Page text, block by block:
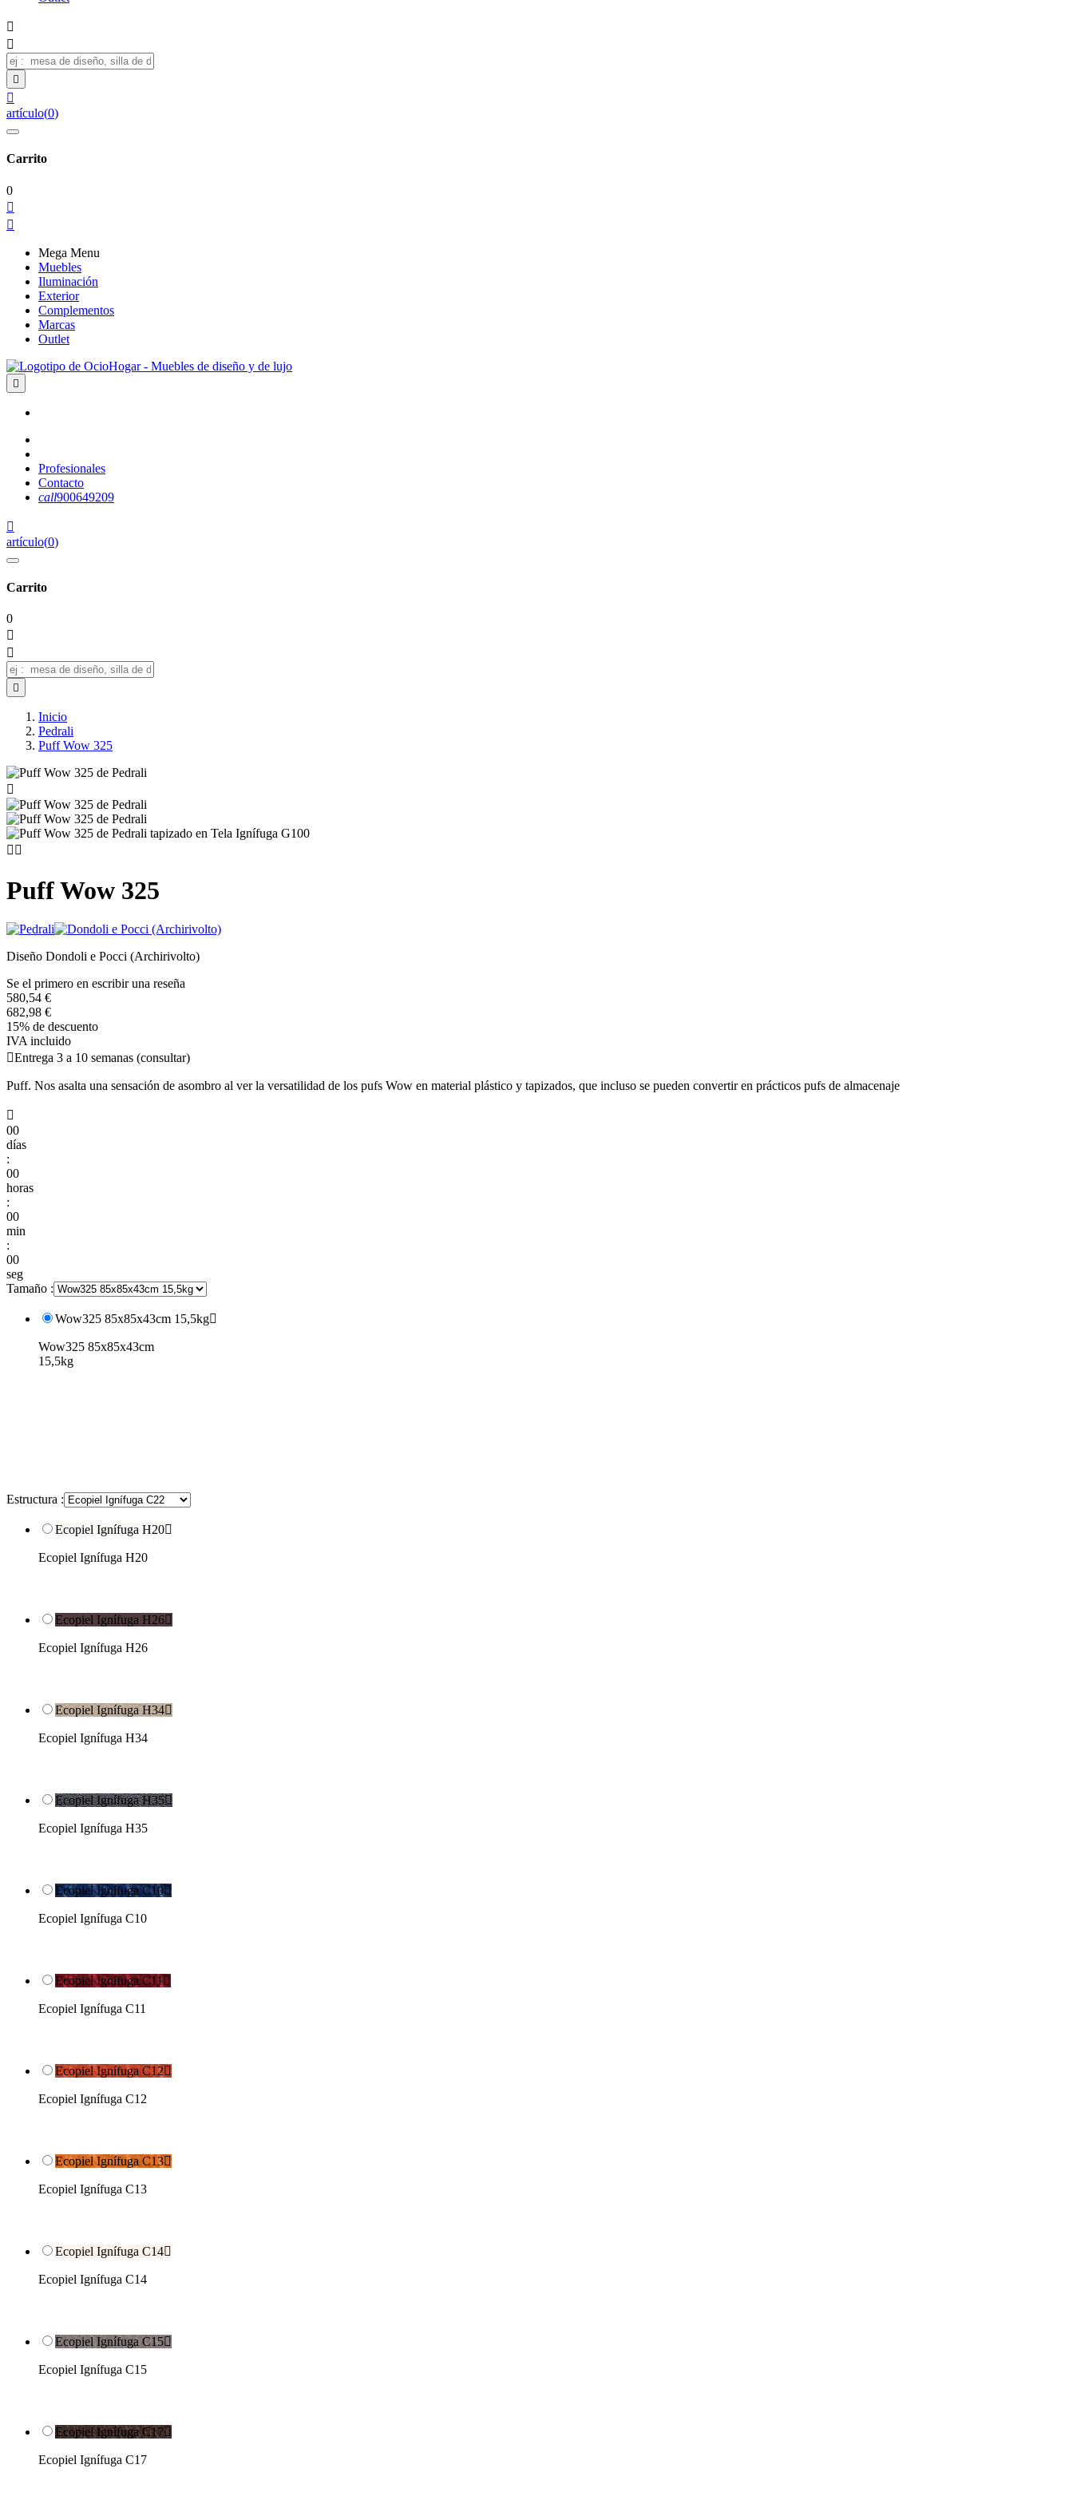




artículo(0)
Carrito
0


Mega Menu
Muebles
Iluminación
Exterior
Complementos
Marcas
Outlet

Profesionales
Contacto
call900649209

artículo(0)
Carrito
0



Inicio
Pedrali
Puff Wow 325

 
Puff Wow 325
Diseño Dondoli e Pocci (Archirivolto)
Se el primero en escribir una reseña
580,54 €
682,98 €
15% de descuento
IVA incluido
Entrega 3 a 10 semanas (consultar)
Puff. Nos asalta una sensación de asombro al ver la versatilidad de los pufs Wow en material plástico y tapizados, que incluso se pueden convertir en prácticos pufs de almacenaje

00
días
:
00
horas
:
00
min
:
00
seg
Tamaño :
Wow325 85x85x43cm 15,5kg
Wow325 85x85x43cm
15,5kg
Estructura :
Ecopiel Ignífuga H20
Ecopiel Ignífuga H20
Ecopiel Ignífuga H26
Ecopiel Ignífuga H26
Ecopiel Ignífuga H34
Ecopiel Ignífuga H34
Ecopiel Ignífuga H35
Ecopiel Ignífuga H35
Ecopiel Ignífuga C10
Ecopiel Ignífuga C10
Ecopiel Ignífuga C11
Ecopiel Ignífuga C11
Ecopiel Ignífuga C12
Ecopiel Ignífuga C12
Ecopiel Ignífuga C13
Ecopiel Ignífuga C13
Ecopiel Ignífuga C14
Ecopiel Ignífuga C14
Ecopiel Ignífuga C15
Ecopiel Ignífuga C15
Ecopiel Ignífuga C17
Ecopiel Ignífuga C17